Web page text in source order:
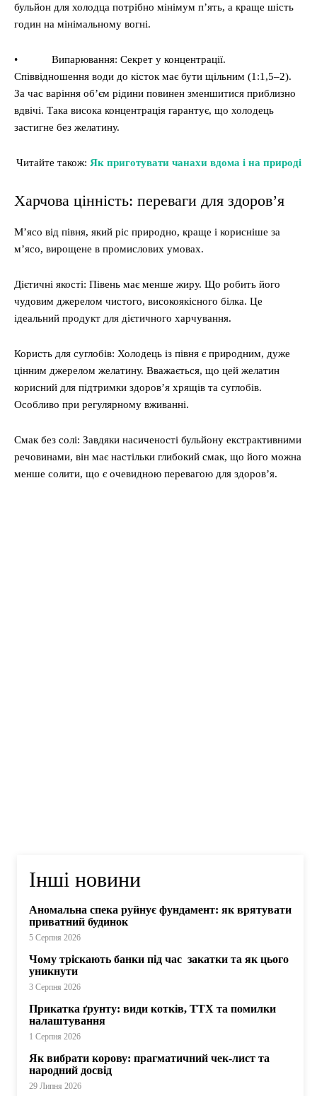
бульйон для холодца потрібно мінімум п’ять, а краще шість
годин на мінімальному вогні.
• Випарювання: Секрет у концентрації.
Співвідношення води до кісток має бути щільним (1:1,5–2).
За час варіння об’єм рідини повинен зменшитися приблизно
вдвічі. Така висока концентрація гарантує, що холодець
застигне без желатину.
Читайте також: Як приготувати чанахи вдома і на природі
Харчова цінність: переваги для здоров’я
М’ясо від півня, який ріс природно, краще і корисніше за
м’ясо, вирощене в промислових умовах.
Дієтичні якості: Півень має менше жиру. Що робить його
чудовим джерелом чистого, високоякісного білка. Це
ідеальний продукт для дієтичного харчування.
Користь для суглобів: Холодець із півня є природним, дуже
цінним джерелом желатину. Вважається, що цей желатин
корисний для підтримки здоров’я хрящів та суглобів.
Особливо при регулярному вживанні.
Смак без солі: Завдяки насиченості бульйону екстрактивними
речовинами, він має настільки глибокий смак, що його можна
менше солити, що є очевидною перевагою для здоров’я.
Інші новини
Аномальна спека руйнує фундамент: як врятувати
приватний будинок
5 Серпня 2026
Чому тріскають банки під час закатки та як цього
уникнути
3 Серпня 2026
Прикатка ґрунту: види котків, ТТХ та помилки
налаштування
1 Серпня 2026
Як вибрати корову: прагматичний чек-лист та
народний досвід
29 Липня 2026